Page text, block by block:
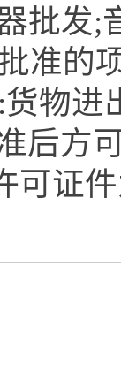
批发;
准的
物
后方
可证